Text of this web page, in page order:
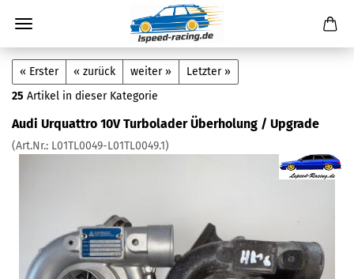
« Erster « zurück weiter »
Letzter »
25 Artikel in dieser Kategorie
Audi Urquattro 10V Turbolader Überholung / Upgrade
(Art.Nr.: L01TL0049-L01TL0049.1)